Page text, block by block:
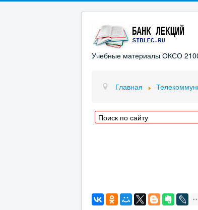
Учебные материалы ОКСО
Главная